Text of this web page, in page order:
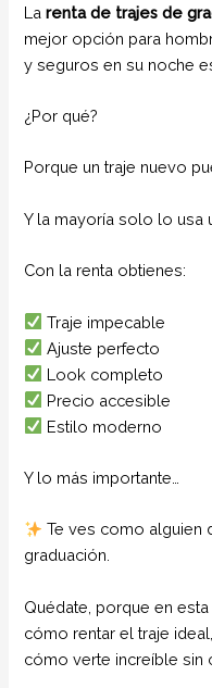
Larenta de trajes de
mejor opción para
y seguros en su noche
¿Por qué?
Porque un traje nuevo
Y la mayoría solo lo usa
Con la renta obtienes:
Traje impecable
Ajuste perfecto
Look completo
Precio accesible
Estilo moderno
Y lo más importante…
Te ves como alguien
graduación.
Quédate, porque en
cómo rentar el traje
cómo verte increíble sin